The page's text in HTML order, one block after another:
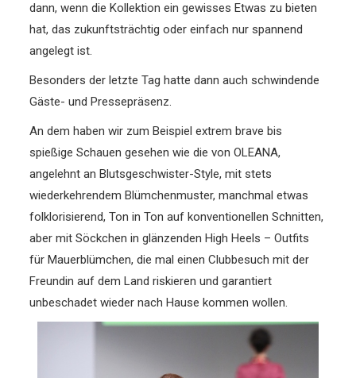
dann, wenn die Kollektion ein gewisses Etwas zu bieten
hat, das zukunftsträchtig oder einfach nur spannend
angelegt ist.
Besonders der letzte Tag hatte dann auch schwindende
Gäste- und Pressepräsenz.
An dem haben wir zum Beispiel extrem brave bis
spießige Schauen gesehen wie die von OLEANA,
angelehnt an Blutsgeschwister-Style, mit stets
wiederkehrendem Blümchenmuster, manchmal etwas
folklorisierend, Ton in Ton auf konventionellen Schnitten,
aber mit Söckchen in glänzenden High Heels – Outfits
für Mauerblümchen, die mal einen Clubbesuch mit der
Freundin auf dem Land riskieren und garantiert
unbeschadet wieder nach Hause kommen wollen.